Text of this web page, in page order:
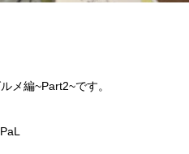
メ編~Part2~です。